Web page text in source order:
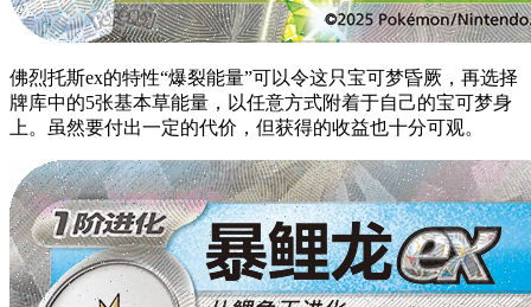
佛烈托斯ex的特性“爆裂能量”可以令这只宝可梦昏厥，再选择
牌库中的5张基本草能量，以任意方式附着于自己的宝可梦身
上。虽然要付出一定的代价，但获得的收益也十分可观。